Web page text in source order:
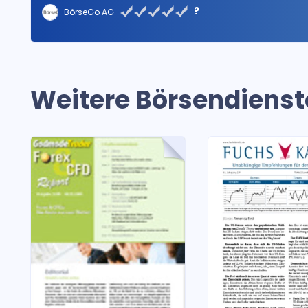
BörseGo AG ?
Weitere